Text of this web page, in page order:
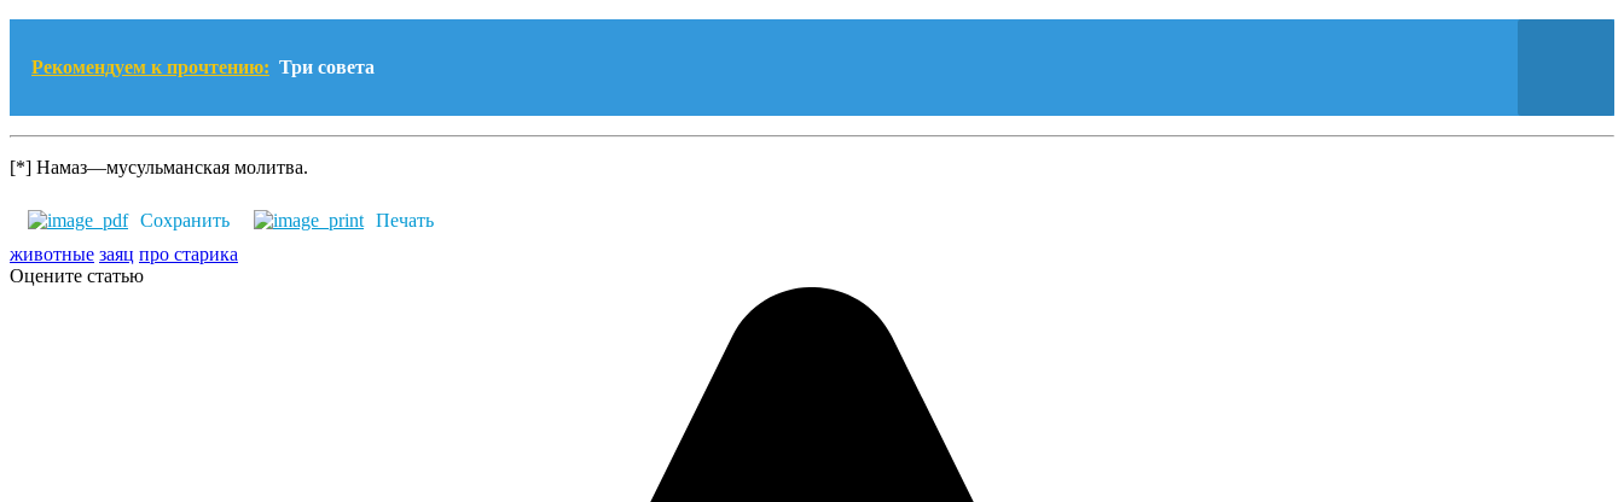
Рекомендуем к прочтению: Три совета
[*] Намаз—мусульманская молитва.
Сохранить
Печать
животные заяц про старика
Оцените статью